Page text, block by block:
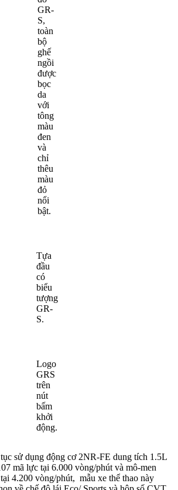
GR-
S,
toàn
bộ
ghế
ngồi
được
bọc
da
với
tông
màu
đen
và
chỉ
thêu
màu
đỏ
nổi
bật.
Tựa
đầu
có
biểu
tượng
GR-
S.
Logo
GRS
trên
nút
bấm
khởi
động.
sử dụng động cơ 2NR-FE dung tích 1.5L
mã lực tại 6.000 vòng/phút và mô-men
4.200 vòng/phút, mẫu xe thể thao này